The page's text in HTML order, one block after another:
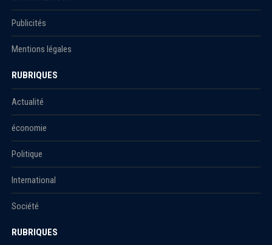
Publicités
Mentions légales
RUBRIQUES
Actualité
économie
Politique
International
Société
RUBRIQUES